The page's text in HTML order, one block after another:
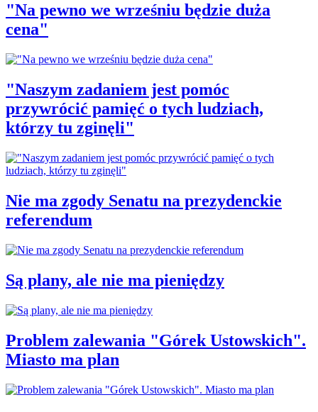
"Na pewno we wrześniu będzie duża
cena"
"Naszym zadaniem jest pomóc
przywrócić pamięć o tych ludziach,
którzy tu zginęli"
Nie ma zgody Senatu na prezydenckie
referendum
Są plany, ale nie ma pieniędzy
Problem zalewania "Górek Ustowskich".
Miasto ma plan